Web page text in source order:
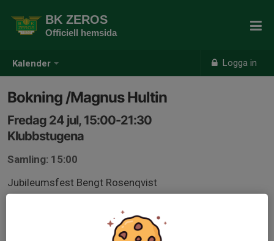
Kalender Logga in
BK ZEROS
Officiell hemsida
Bokning /Magnus Hultin
Fredag 24 jul, 15:00-21:30
Klubbstugena
Samling: 15:00
Jubileumsfest Bengt Rosenqvist